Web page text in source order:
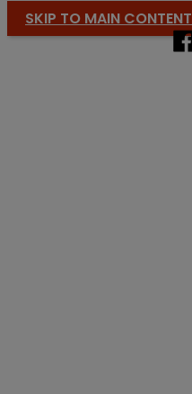
SKIP TO MAIN CONTENT